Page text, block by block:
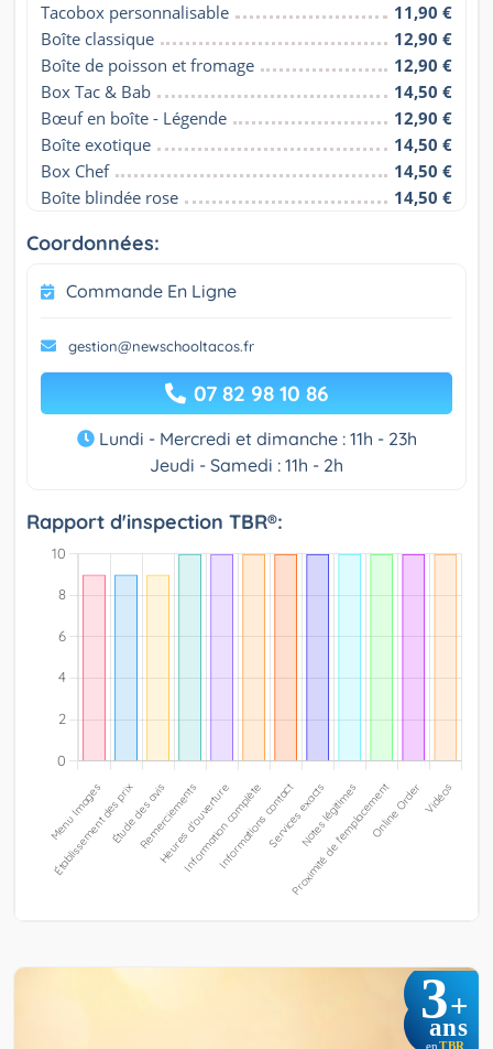
Tacobox personnalisable
11,90 €
Boîte classique
12,90 €
Boîte de poisson et fromage
12,90 €
Box Tac & Bab
14,50 €
Bœuf en boîte - Légende
12,90 €
Boîte exotique
14,50 €
Box Chef
14,50 €
Boîte blindée rose
14,50 €
Coordonnées:
Commande En Ligne
gestion@newschooltacos.fr
07 82 98 10 86
Lundi - Mercredi et dimanche : 11h - 23h
Jeudi - Samedi : 11h - 2h
Rapport d'inspection TBR®:
3+
ans
en TBR